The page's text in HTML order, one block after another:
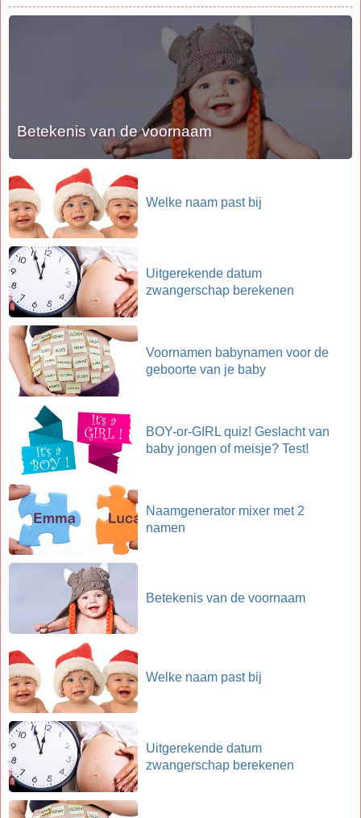
Betekenis van de voornaam
Welke naam past bij
Uitgerekende datum
zwangerschap berekenen
Voornamen babynamen voor de
geboorte van je baby
BOY-or-GIRL quiz! Geslacht van
baby jongen of meisje? Test!
Naamgenerator mixer met 2
namen
Betekenis van de voornaam
Welke naam past bij
Uitgerekende datum
zwangerschap berekenen